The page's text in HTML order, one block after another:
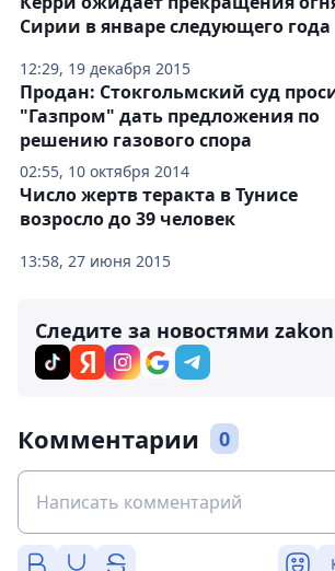
12:29, 19 декабря 2015
Сирии в январе следующего года
02:55, 10 октября 2014
Продан: Стокгольмский суд
"Газпром" дать предложения по
решению газового спора
13:58, 27 июня 2015
Число жертв теракта в Тунисе
возросло до 39 человек
Следите за новостями
Комментарии 0